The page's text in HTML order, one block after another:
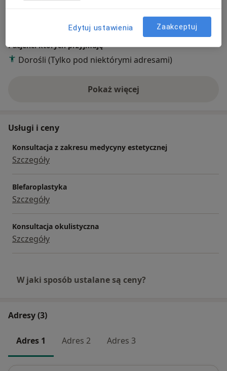
Wiotkość skóry +13
Pacjenci których przyjmuję
Dorośli (Tylko pod niektórymi adresami)
Pokaż więcejo doświadczeniu
Usługi i ceny
Konsultacja z zakresu medycyny estetycznej
Szczegóły
Blefaroplastyka
Szczegóły
Konsultacja okulistyczna
Szczegóły
W jaki sposób ustalane są ceny?
Adresy (3)
Adres 1 Adres 2 Adres 3
Edytuj ustawienia Zaakceptuj